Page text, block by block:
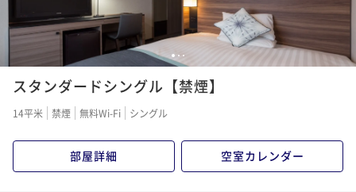
1 2 3
スタンダードシングル【禁煙】
14平米 禁煙 無料Wi-Fi シングル
部屋詳細 空室カレンダー